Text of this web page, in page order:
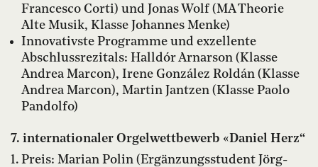
Francesco Corti) und Jonas Wolf (MA Theorie
Alte Musik, Klasse Johannes Menke)
Innovativste Programme und exzellente
Abschlussrezitals: Halldór Arnarson (Klasse
Andrea Marcon), Irene González Roldán (Klasse
Andrea Marcon), Martin Jantzen (Klasse Paolo
Pandolfo)
7. internationaler Orgelwettbewerb «Daniel Herz“
1. Preis: Marian Polin (Ergänzungsstudent Jörg-